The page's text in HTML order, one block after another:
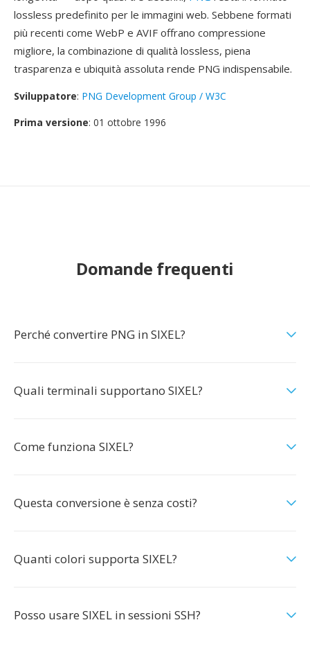
lossless predefinito per le immagini web. Sebbene formati
più recenti come WebP e AVIF offrano compressione
migliore, la combinazione di qualità lossless, piena
trasparenza e ubiquità assoluta rende PNG indispensabile.
Sviluppatore: PNG Development Group / W3C
Prima versione: 01 ottobre 1996
Domande frequenti
Perché convertire PNG in SIXEL?
Quali terminali supportano SIXEL?
Come funziona SIXEL?
Questa conversione è senza costi?
Quanti colori supporta SIXEL?
Posso usare SIXEL in sessioni SSH?